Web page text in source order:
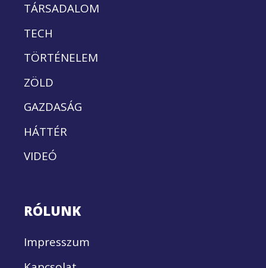
TÁRSADALOM
TECH
TÖRTÉNELEM
ZÖLD
GAZDASÁG
HÁTTÉR
VIDEÓ
RÓLUNK
Impresszum